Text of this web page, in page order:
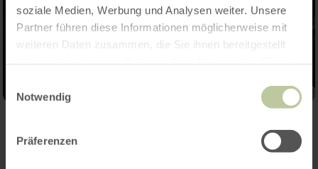
soziale Medien, Werbung und Analysen weiter. Unsere
Partner führen diese Informationen möglicherweise mit
weiteren Daten zusammen, die Sie ihnen bereitgestellt
Notwendig
Präferenzen
Contact